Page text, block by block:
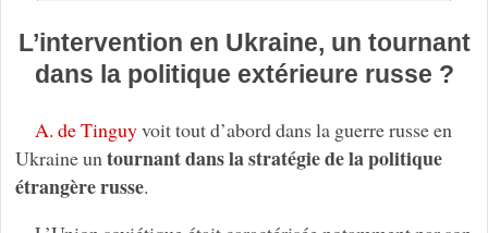
L’intervention en Ukraine, un tournant
dans la politique extérieure russe ?
A. de Tinguyvoit tout d’abord dans la guerre russe en
Ukraine un tournant dans la stratégie de la politique
étrangère russe.